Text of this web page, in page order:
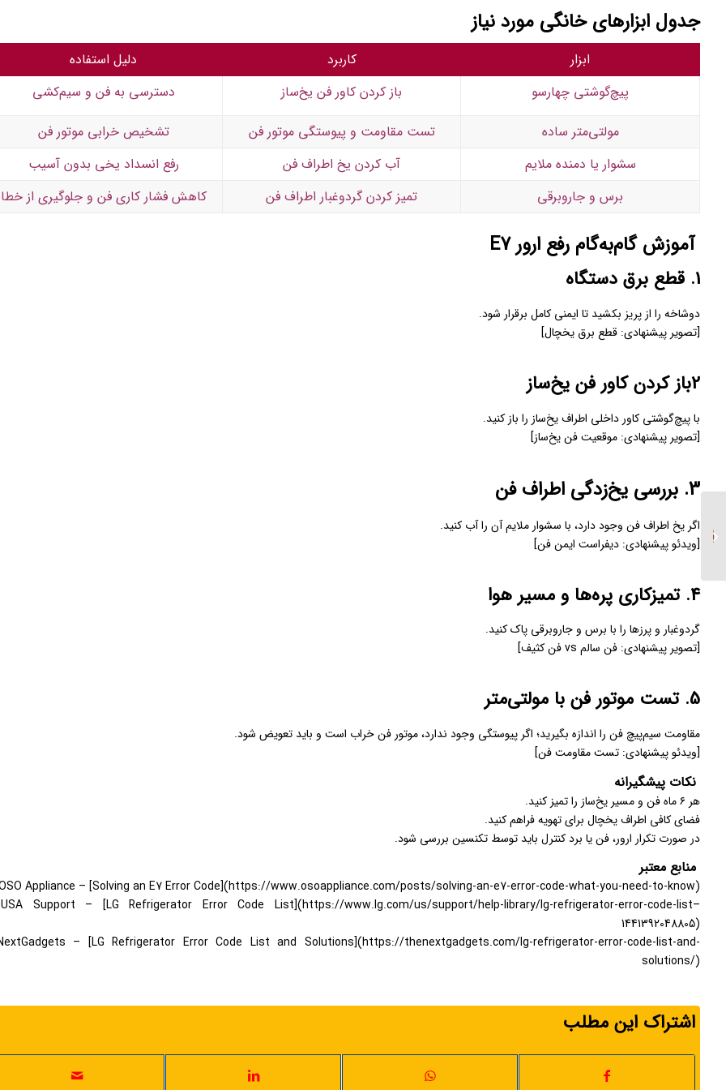
جدول ابزارهای خانگی مورد نیاز
ابزار کاربرد
دلیل استفاده
پیچ‌گوشتی چهارسو
باز کردن کاور فن یخ‌ساز
دسترسی به فن و سیم‌کشی
مولتی‌متر ساده
تست مقاومت و پیوستگی موتور فن
تشخیص خرابی موتور فن
سشوار یا دمنده ملایم
آب کردن یخ اطراف فن
رفع انسداد یخی بدون آسیب
برس و جاروبرقی
تمیز کردن گردوغبار اطراف فن کاهش فشار کاری فن و جلوگیری از خطا
آموزش گام‌به‌گام رفع ارور E7
1. قطع برق دستگاه
دوشاخه را از پریز بکشید تا ایمنی کامل برقرار شود.
[تصویر پیشنهادی: قطع برق یخچال]
2باز کردن کاور فن یخ‌ساز
با پیچ‌گوشتی کاور داخلی اطراف یخ‌ساز را باز کنید.
[تصویر پیشنهادی: موقعیت فن یخ‌ساز]
3. بررسی یخ‌زدگی اطراف فن
اگر یخ اطراف فن وجود دارد، با سشوار ملایم آن را آب کنید.
[ویدئو پیشنهادی: دیفراست ایمن فن]
4. تمیزکاری پره‌ها و مسیر هوا
گردوغبار و پرزها را با برس و جاروبرقی پاک کنید.
[تصویر پیشنهادی: فن سالم vs فن کثیف]
5. تست موتور فن با مولتی‌متر
مقاومت سیم‌پیچ فن را اندازه بگیرید؛ اگر پیوستگی وجود ندارد، موتور فن خراب است و باید تعویض شود.
[ویدئو پیشنهادی: تست مقاومت فن]
نکات پیشگیرانه
هر ۶ ماه فن و مسیر یخ‌ساز را تمیز کنید.
فضای کافی اطراف یخچال برای تهویه فراهم کنید.
در صورت تکرار ارور، فن یا برد کنترل باید توسط تکنسین بررسی شود.
منابع معتبر
Appliance – [Solving an E7 Error Code](https://www.osoappliance.com/posts/solving-an-e7-error-code-what-you-need-to-know)
Support – [LG Refrigerator Error Code List](https://www.lg.com/us/support/help-library/lg-refrigerator-error-code-list–
1441392048805)
– [LG Refrigerator Error Code List and Solutions](https://thenextgadgets.com/lg-refrigerator-error-code-list-and-
solutions/)
اشتراک این مطلب
ارور f در یخچال فریزر ال
جی